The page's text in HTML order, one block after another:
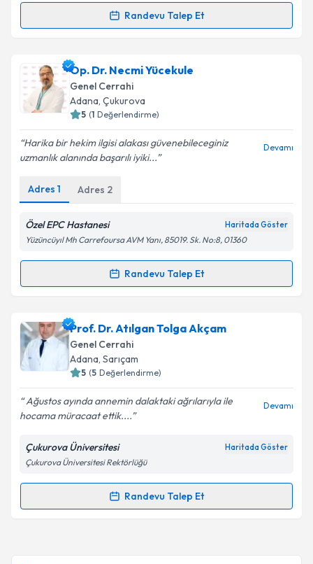
Takvim Talebini Gönder
Randevu Talep Et
Randevu Takvimi Talebi
Doç. Dr. Ümit Turaniçin randevu takvimi talebi
oluşturun. Size bu uzmandan randevu almanız için bir
takvim hazırlandığında e-posta ile bilgilendireceğiz.
Kişisel verilerimin işlenmesine ilişkin
Metni'ni okudum ve kişisel verilerimin belirtilen
kapsamda işlenmesini kabul ediyorum.
Takvim Talebini Gönder
Op. Dr. Necmi Yücekule
Genel Cerrahi
Adana, Çukurova
5 (1 Değerlendirme)
Harika bir hekim ilgisi alakası güvenebileceginiz
uzmanlık alanında başarılı iyiki...
Devamı
Adres 1 Adres 2
Özel EPC Hastanesi Haritada Göster
Yüzüncüyıl Mh Carrefoursa AVM Yanı, 85019. Sk. No:8, 01360
Randevu Talep Et
Randevu Takvimi Talebi
Op. Dr. Necmi Yücekuleiçin randevu takvimi talebi
oluşturun. Size bu uzmandan randevu almanız için bir
takvim hazırlandığında e-posta ile bilgilendireceğiz.
Kişisel verilerimin işlenmesine ilişkin
Aydınlatma
Metni'ni okudum ve kişisel verilerimin belirtilen
kapsamda işlenmesini kabul ediyorum.
Prof. Dr. Atılgan Tolga Akçam
Genel Cerrahi
Adana, Sarıçam
5 (5 Değerlendirme)
Ağustos ayında annemin dalaktaki ağrılarıyla ile
hocama müracaat ettik....
Devamı
Çukurova Üniversitesi Haritada Göster
Çukurova Üniversitesi Rektörlüğü
Randevu Talep Et
Randevu Takvimi Talebi